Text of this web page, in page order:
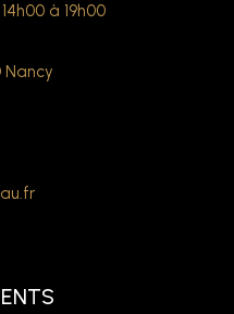
à 19h00
Nancy